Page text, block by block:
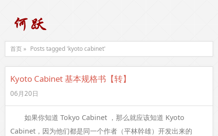
首页 » Posts tagged 'kyoto cabinet'
Kyoto Cabinet 基本规格书【转】
06月20日
如果你知道 Tokyo Cabinet ，那么就应该知道 Kyoto
Cabinet，因为他们都是同一个作者（平林幹雄）开发出来的